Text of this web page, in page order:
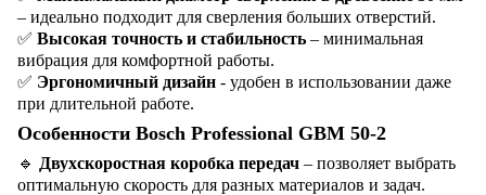
– идеально подходит для сверления больших отверстий.
✅ Высокая точность и стабильность – минимальная
вибрация для комфортной работы.
✅ Эргономичный дизайн - удобен в использовании даже
при длительной работе.
Особенности Bosch Professional GBM 50-2
🔹 Двухскоростная коробка передач – позволяет выбрать
оптимальную скорость для разных материалов и задач.